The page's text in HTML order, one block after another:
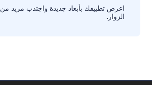
اعرض تطبيقك بأبعاد جديدة واجتذب مزيد من
الزوار.